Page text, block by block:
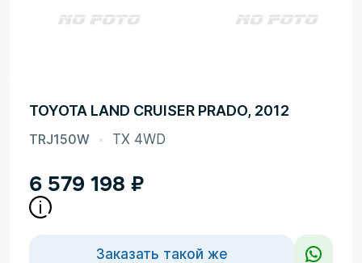
TOYOTA LAND CRUISER PRADO, 2012
TRJ150W TX 4WD
6 579 198 ₽
Заказать такой же